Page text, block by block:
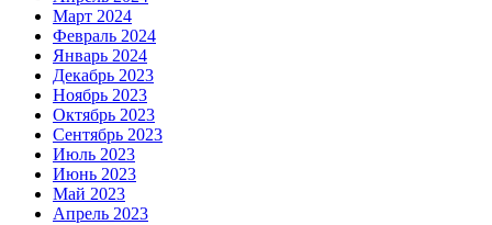
Март 2024
Февраль 2024
Январь 2024
Декабрь 2023
Ноябрь 2023
Октябрь 2023
Сентябрь 2023
Июль 2023
Июнь 2023
Май 2023
Апрель 2023